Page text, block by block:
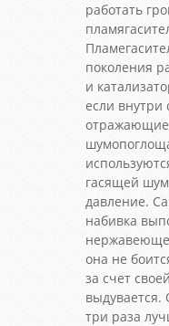
работать
поколения
и
если внутри
гасящей
давление.
набивка
она не
за счет
три раза